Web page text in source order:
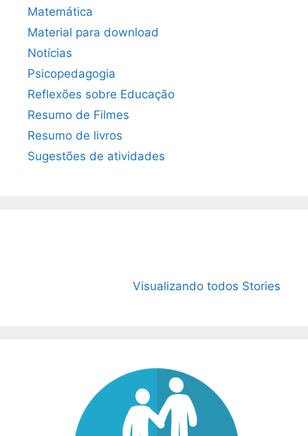
Matemática
Material para download
Notícias
Psicopedagogia
Reflexões sobre Educação
Resumo de Filmes
Resumo de livros
Sugestões de atividades
Visualizando todos Stories
vendidos de